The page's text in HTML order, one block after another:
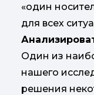
«один
для всех
Один из
нашего
решения